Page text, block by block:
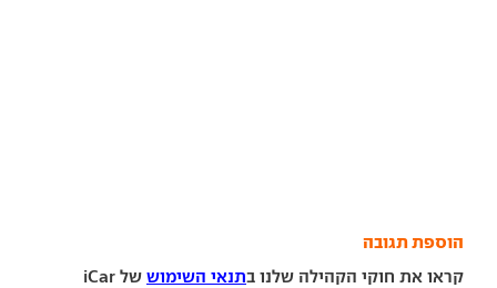
הוספת תגובה
קראו את חוקי הקהילה שלנו בתנאי השימוש של iCar